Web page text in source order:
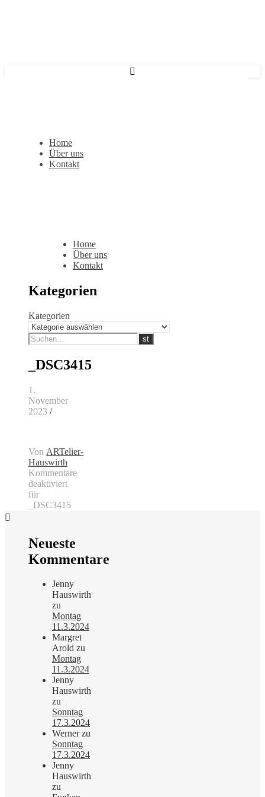
Home
Über uns
Kontakt
Home
Über uns
Kontakt
Kategorien
Kategorien
_DSC3415
1.
November
2023 /
Von ARTelier-
Hauswirth
Kommentare
deaktiviert
für
_DSC3415
Neueste
Kommentare
Jenny
Hauswirth
zu
Montag
11.3.2024
Margret
Arold zu
Montag
11.3.2024
Jenny
Hauswirth
zu
Sonntag
17.3.2024
Wernerzu
Sonntag
17.3.2024
Jenny
Hauswirth
zu